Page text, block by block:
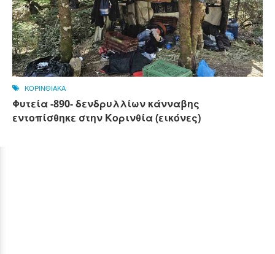
ΚΟΡΙΝΘΙΑΚΑ
Φυτεία -890- δενδρυλλίων κάνναβης
εντοπίσθηκε στην Κορινθία (εικόνες)